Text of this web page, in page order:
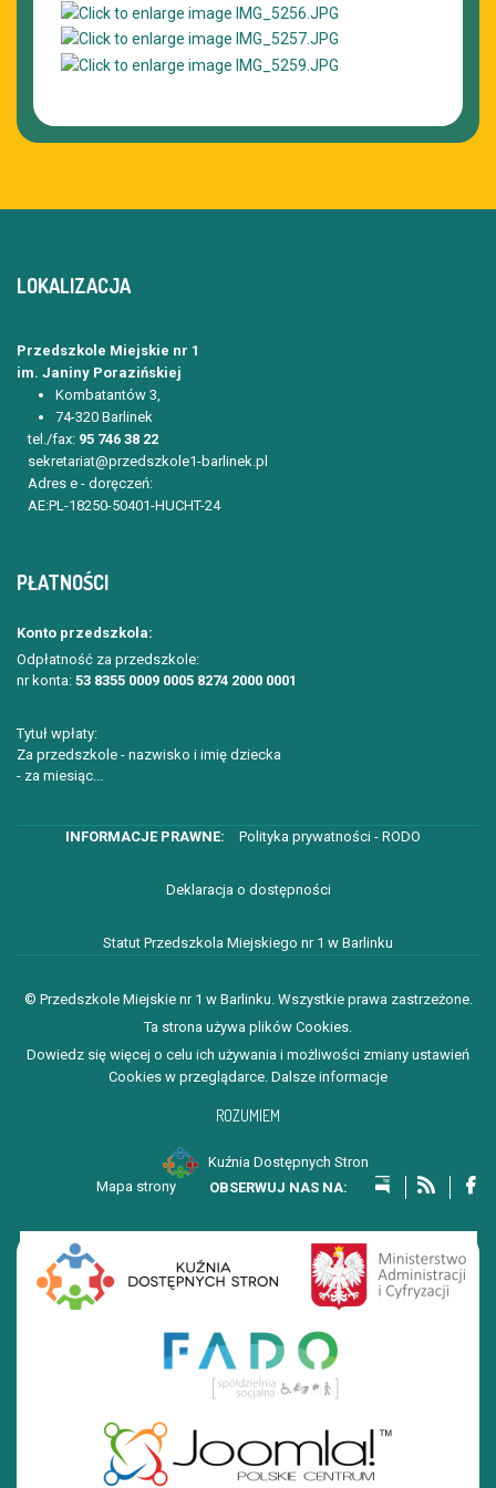
LOKALIZACJA
Przedszkole Miejskie nr 1
im. Janiny Porazińskiej
Kombatantów 3,
74-320 Barlinek
tel./fax: 95 746 38 22
sekretariat@przedszkole1-barlinek.pl
Adres e - doręczeń:
AE:PL-18250-50401-HUCHT-24
PŁATNOŚCI
Konto przedszkola:
Odpłatność za przedszkole:
nr konta: 53 8355 0009 0005 8274 2000 0001
Tytuł wpłaty:
Za przedszkole - nazwisko i imię dziecka
- za miesiąc...
Polityka prywatności - RODO
Deklaracja o dostępności
Statut Przedszkola Miejskiego nr 1 w Barlinku
© Przedszkole Miejskie nr 1 w Barlinku. Wszystkie prawa zastrzeżone.
Ta strona używa plików Cookies.
Dowiedz się więcej o celu ich używania i możliwości zmiany ustawień
Cookies w przeglądarce. Dalsze informacje
ROZUMIEM
Kuźnia Dostępnych Stron
Mapa strony